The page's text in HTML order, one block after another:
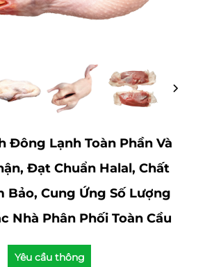
Đông Lạnh Toàn Phần Và
Đạt Chuẩn Halal, Chất
Bảo, Cung Ứng Số Lượng
Nhà Phân Phối Toàn Cầu
Yêu cầu thông